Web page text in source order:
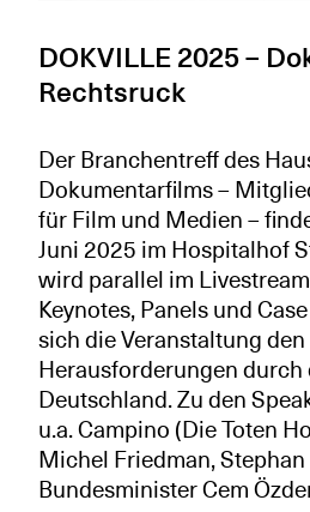
DOKVILLE 2025 –
Rechtsruck
Der Branchentreff des
Dokumentarfilms –
für Film und Medien –
Juni 2025 im Hospitalhof
wird parallel im
Keynotes, Panels und
sich die Veranstaltung den
Herausforderungen durch
Deutschland. Zu den
u.a. Campino (Die Toten
Michel Friedman,
Bundesminister Cem